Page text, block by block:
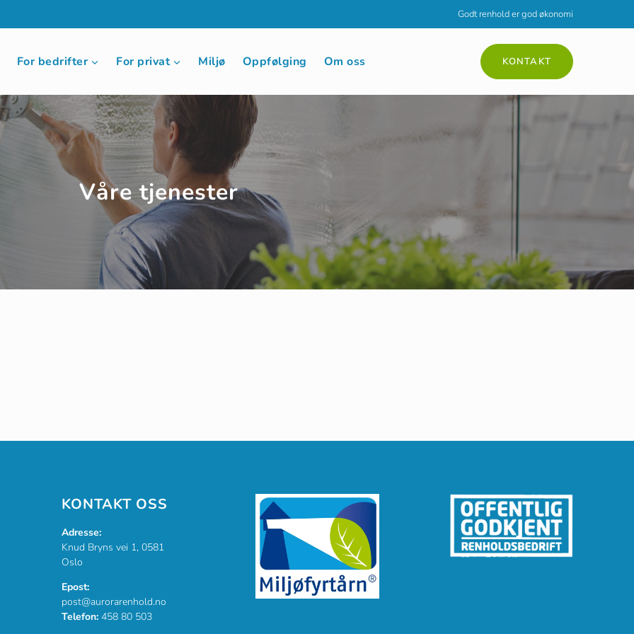
Godt renhold er god økonomi
For bedrifter For privat Miljø Oppfølging Om oss KONTAKT
Våre tjenester
KONTAKT OSS
Adresse:
Knud Bryns vei 1, 0581
Oslo
Epost:
post@aurorarenhold.no
Telefon: 458 80 503